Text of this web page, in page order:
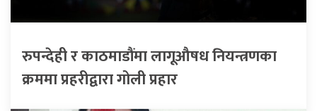
रुपन्देही र काठमाडौंमा लागूऔषध नियन्त्रणका
क्रममा प्रहरीद्वारा गोली प्रहार